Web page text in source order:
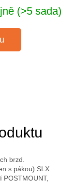
(>5 sada)
brzd.
s pákou) SLX